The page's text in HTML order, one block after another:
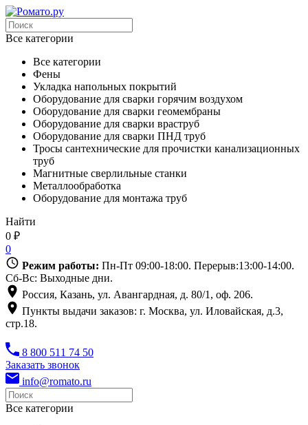
Все категории
Все категории
Фены
Укладка напольных покрытий
Оборудование для сварки горячим воздухом
Оборудование для сварки геомембраны
Оборудование для сварки враструб
Оборудование для сварки ПНД труб
Тросы сантехнические для прочистки канализационных
труб
Магнитные сверлильные станки
Металлообработка
Оборудование для монтажа труб
Найти
0 ₽
0
Режим работы: Пн-Пт 09:00-18:00. Перерыв:13:00-14:00.
Сб-Вс: Выходные дни.
Россия, Казань, ул. Авангардная, д. 80/1, оф. 206.
Пункты выдачи заказов: г. Москва, ул. Иловайская, д.3,
стр.18.
8 800 511 74 50
Заказать звонок
info@romato.ru
Все категории